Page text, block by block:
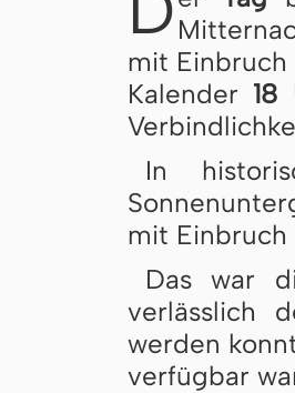
mit
Kalender 18
In
mit Einbruch
Das war
verlässlich
werden
verfügbar